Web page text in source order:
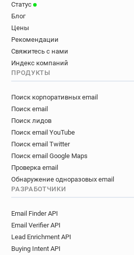
Статус
Блог
Цены
Рекомендации
Свяжитесь с нами
Индекс компаний
ПРОДУКТЫ
Поиск корпоративных email
Поиск email
Поиск лидов
Поиск email YouTube
Поиск email Twitter
Поиск email Google Maps
Проверка email
Обнаружение одноразовых email
РАЗРАБОТЧИКИ
Email Finder API
Email Verifier API
Lead Enrichment API
Buying Intent API